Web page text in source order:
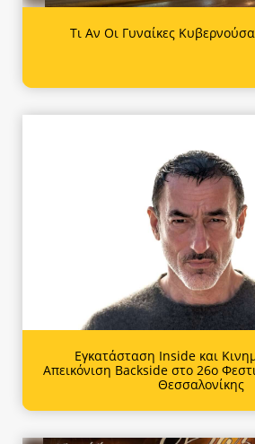
Τι Αν Οι Γυναίκες
Εγκατάσταση Inside και
Απεικόνιση Backside στο 26ο
Θεσσαλονίκης